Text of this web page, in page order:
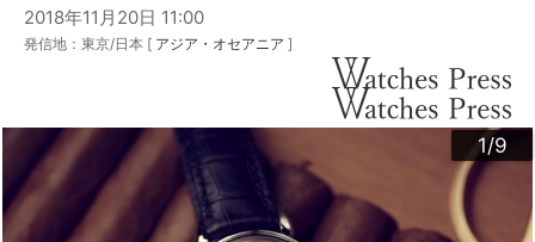
2018年11月20日 11:00
発信地：東京/日本 [ アジア・オセアニア ]
1/9
2/9
3/9
4/9
5/9
6/9
7/9
8/9
9/9